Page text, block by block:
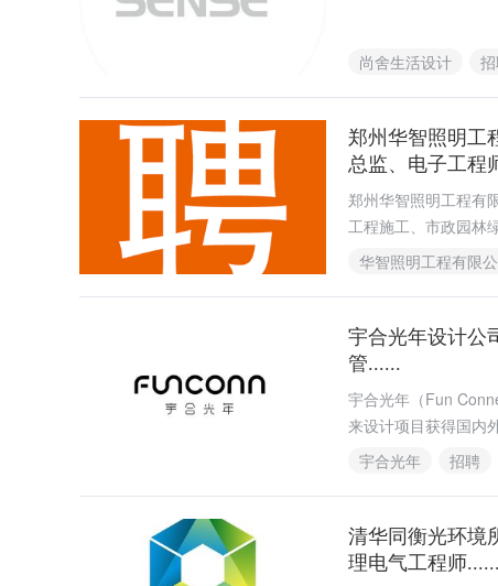
尚舍生活设计
郑州华智照明工
总监、电子工
郑州华智照明工程有
工程施工、市政园林
品、电线电缆销售等
华智照明工程有限
宇合光年设计公
管......
宇合光年（Fun
来设计项目获得国内
宇合光年
招聘
清华同衡光环境
理电气工程师......